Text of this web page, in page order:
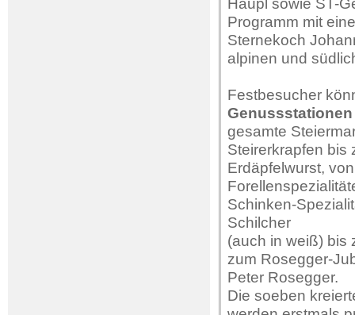
Programm mit
Sternekoch
alpinen und
Festbesucher
Genussstationen
gesamte
Steirerkrapfen bis
Erdäpfelwurst,
Schinken-
Schilcher
(auch in weiß) bis
zum Rosegger-
Peter Rosegger.
Die soeben